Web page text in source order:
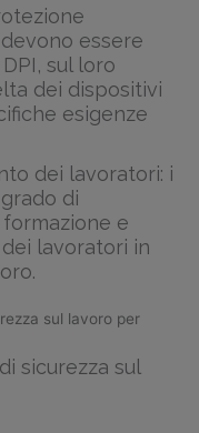
essere
sul loro
dei dispositivi
esigenze
dei lavoratori: i
di
e
dei lavoratori in
sul lavoro per
sicurezza sul